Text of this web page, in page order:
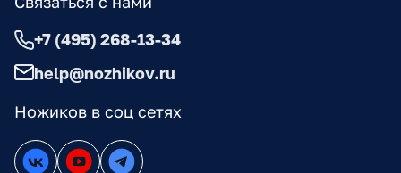
Ножиков в соц сетях
+7 (495) 268-13-34
help@nozhikov.ru